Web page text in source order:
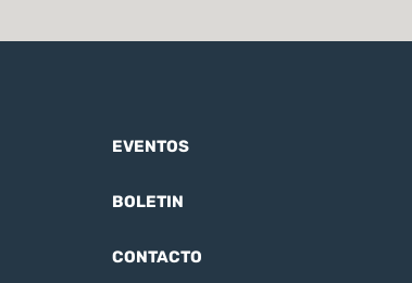
EVENTOS
BOLETIN
CONTACTO